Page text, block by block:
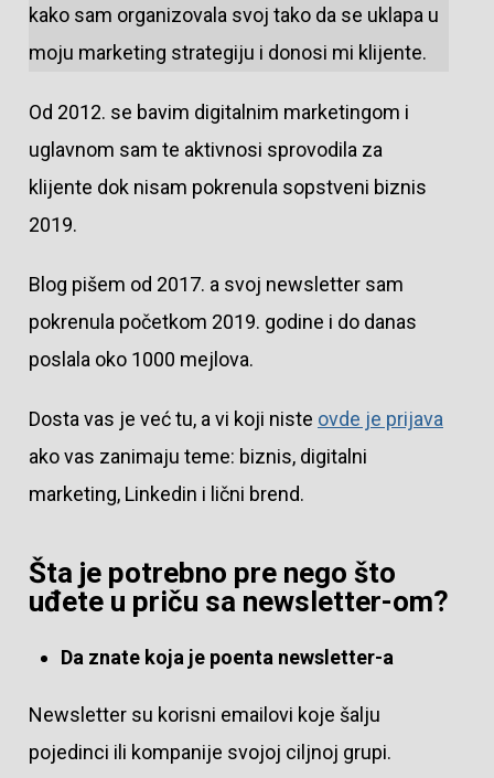
kako sam organizovala svoj tako da se uklapa u
moju marketing strategiju i donosi mi klijente.
Od 2012. se bavim digitalnim marketingom i
uglavnom sam te aktivnosi sprovodila za
klijente dok nisam pokrenula sopstveni biznis
2019.
Blog pišem od 2017. a svoj newsletter sam
pokrenula početkom 2019. godine i do danas
poslala oko 1000 mejlova.
Dosta vas je već tu, a vi koji niste ovde je prijava
ako vas zanimaju teme: biznis, digitalni
marketing, Linkedin i lični brend.
Šta je potrebno pre nego što
uđete u priču sa newsletter-om?
Da znate koja je poenta newsletter-a
Newsletter su korisni emailovi koje šalju
pojedinci ili kompanije svojoj ciljnoj grupi.